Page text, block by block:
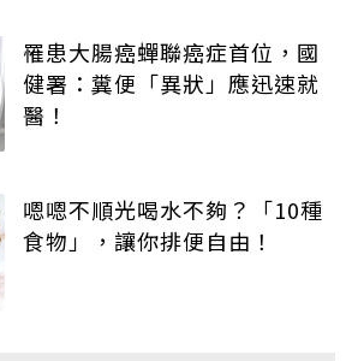
罹患大腸癌蟬聯癌症首位，國
健署：糞便「異狀」應迅速就
醫！
嗯嗯不順光喝水不夠？「10種
食物」，讓你排便自由！